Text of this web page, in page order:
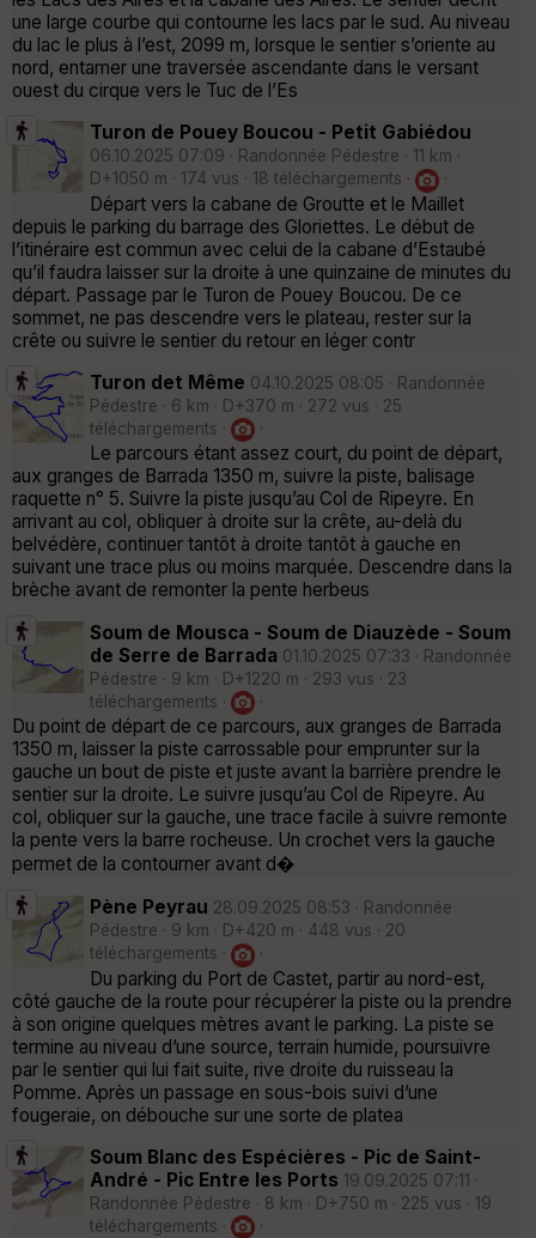
une large courbe qui contourne les lacs par le sud. Au niveau
du lac le plus à l’est, 2099 m, lorsque le sentier s’oriente au
nord, entamer une traversée ascendante dans le versant
ouest du cirque vers le Tuc de l’Es
Turon de Pouey Boucou - Petit Gabiédou
06.10.2025 07:09 · Randonnée Pédestre · 11 km ·
D+1050 m · 174 vus · 18 téléchargements ·
·
Départ vers la cabane de Groutte et le Maillet
depuis le parking du barrage des Gloriettes. Le début de
l’itinéraire est commun avec celui de la cabane d’Estaubé
qu’il faudra laisser sur la droite à une quinzaine de minutes du
départ. Passage par le Turon de Pouey Boucou. De ce
sommet, ne pas descendre vers le plateau, rester sur la
crête ou suivre le sentier du retour en léger contr
Turon det Même 04.10.2025 08:05 · Randonnée
Pédestre · 6 km · D+370 m · 272 vus · 25
téléchargements ·
·
Le parcours étant assez court, du point de départ,
aux granges de Barrada 1350 m, suivre la piste, balisage
raquette nᵒ 5. Suivre la piste jusqu’au Col de Ripeyre. En
arrivant au col, obliquer à droite sur la crête, au-delà du
belvédère, continuer tantôt à droite tantôt à gauche en
suivant une trace plus ou moins marquée. Descendre dans la
brèche avant de remonter la pente herbeus
Soum de Mousca - Soum de Diauzède - Soum
de Serre de Barrada 01.10.2025 07:33 · Randonnée
Pédestre · 9 km · D+1220 m · 293 vus · 23
téléchargements ·
·
Du point de départ de ce parcours, aux granges de Barrada
1350 m, laisser la piste carrossable pour emprunter sur la
gauche un bout de piste et juste avant la barrière prendre le
sentier sur la droite. Le suivre jusqu’au Col de Ripeyre. Au
col, obliquer sur la gauche, une trace facile à suivre remonte
la pente vers la barre rocheuse. Un crochet vers la gauche
permet de la contourner avant d�
Pène Peyrau 28.09.2025 08:53 · Randonnée
Pédestre · 9 km · D+420 m · 448 vus · 20
téléchargements ·
·
Du parking du Port de Castet, partir au nord-est,
côté gauche de la route pour récupérer la piste ou la prendre
à son origine quelques mètres avant le parking. La piste se
termine au niveau d’une source, terrain humide, poursuivre
par le sentier qui lui fait suite, rive droite du ruisseau la
Pomme. Après un passage en sous-bois suivi d’une
fougeraie, on débouche sur une sorte de platea
Soum Blanc des Espécières - Pic de Saint-
André - Pic Entre les Ports 19.09.2025 07:11 ·
Randonnée Pédestre · 8 km · D+750 m · 225 vus · 19
téléchargements ·
·